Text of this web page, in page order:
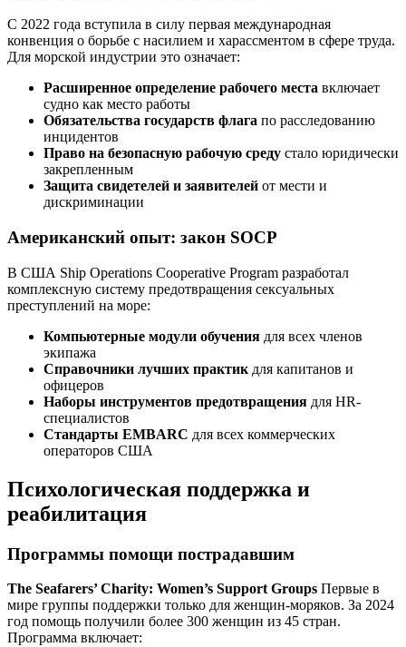
С 2022 года вступила в силу первая международная
конвенция о борьбе с насилием и харассментом в сфере труда.
Для морской индустрии это означает:
Расширенное определение рабочего места включает
судно как место работы
Обязательства государств флага по расследованию
инцидентов
Право на безопасную рабочую среду стало юридически
закрепленным
Защита свидетелей и заявителей от мести и
дискриминации
Американский опыт: закон SOCP
В США Ship Operations Cooperative Program разработал
комплексную систему предотвращения сексуальных
преступлений на море:
Компьютерные модули обучения для всех членов
экипажа
Справочники лучших практик для капитанов и
офицеров
Наборы инструментов предотвращения для HR-
специалистов
Стандарты EMBARC для всех коммерческих
операторов США
Психологическая поддержка и
реабилитация
Программы помощи пострадавшим
The Seafarers’ Charity: Women’s Support Groups Первые в
мире группы поддержки только для женщин-моряков. За 2024
год помощь получили более 300 женщин из 45 стран.
Программа включает: